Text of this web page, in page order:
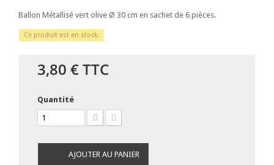
Ballon Métallisé vert olive Ø 30 cm en sachet de 6 pièces.
Ce produit est en stock.
3,80 €TTC
Quantité
AJOUTER AU PANIER